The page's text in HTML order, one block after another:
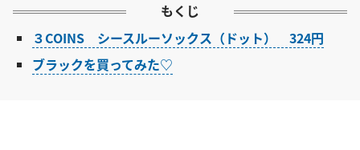
もくじ
３COINS シースルーソックス（ドット） 324円
ブラックを買ってみた♡